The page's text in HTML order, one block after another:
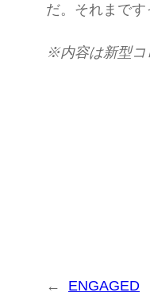
だ。それまです
※内容は新型コ
← ENGAGED